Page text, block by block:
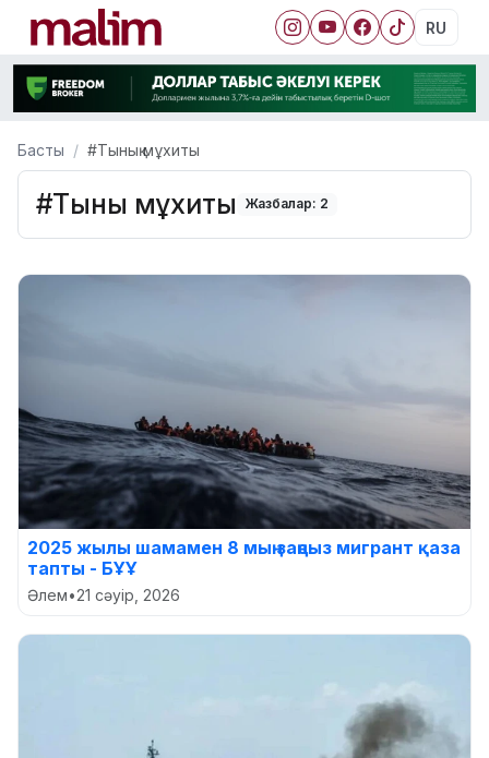
RU
Басты #Тынық мұхиты
#Тынық мұхиты Жазбалар: 2
2025 жылы шамамен 8 мың заңсыз мигрант қаза
тапты - БҰҰ
Әлем•21 сәуір, 2026